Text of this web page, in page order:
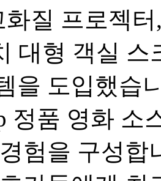
화질 프로젝
대형 객실
을 도입했습
정품 영화 소
험을 구성